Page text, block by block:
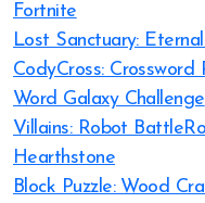
Fortnite
Lost Sanctuary:
CodyCross: Crossword
Word Galaxy Challenge
Villains: Robot
Hearthstone
Block Puzzle: Wood